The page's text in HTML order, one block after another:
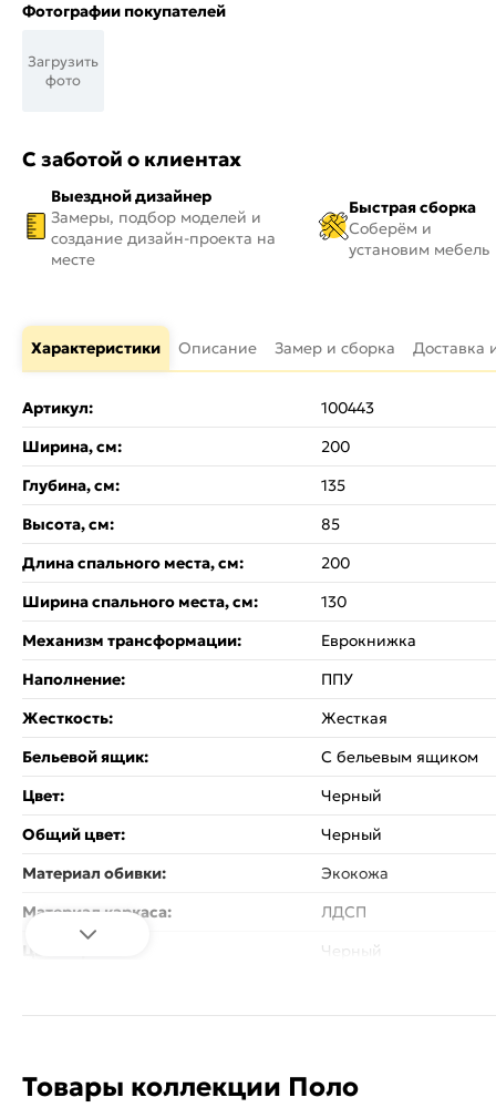
Фотографии покупателей
Загрузить
фото
С заботой о клиентах
Выездной дизайнер
Замеры, подбор моделей и
создание дизайн-проекта на
месте
Быстрая сборка
Соберём и
установим мебель
Характеристики Описание Замер и сборка Доставка
Артикул:
100443
Ширина, см:
200
Глубина, см:
135
Высота, см:
85
Длина спального места, см:
200
Ширина спального места, см:
130
Механизм трансформации:
Еврокнижка
Наполнение:
ППУ
Жесткость:
Жесткая
Бельевой ящик:
С бельевым ящиком
Цвет:
Черный
Общий цвет:
Черный
Материал обивки:
Экокожа
Материал каркаса:
ЛДСП
Цвет каркаса:
Черный
Назначение:
Товары коллекции Поло